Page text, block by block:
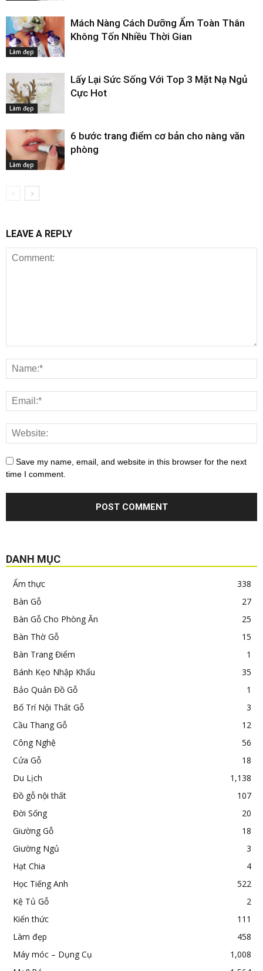
Làm đẹp
Mách Nàng Cách Dưỡng Ẩm Toàn Thân
Không Tốn Nhiều Thời Gian
Làm đẹp
Lấy Lại Sức Sống Với Top 3 Mặt Nạ Ngủ
Cực Hot
Làm đẹp
6 bước trang điểm cơ bản cho nàng văn
phòng
LEAVE A REPLY
Save my name, email, and website in this browser for the next
time I comment.
DANH MỤC
Ẩm thực
338
Bàn Gỗ
27
Bàn Gỗ Cho Phòng Ăn
25
Bàn Thờ Gỗ
15
Bàn Trang Điểm
1
Bánh Kẹo Nhập Khẩu
35
Bảo Quản Đồ Gỗ
1
Bố Trí Nội Thất Gỗ
3
Cầu Thang Gỗ
12
Công Nghệ
56
Cửa Gỗ
18
Du Lịch
1,138
Đồ gỗ nội thất
107
Đời Sống
20
Giường Gỗ
18
Giường Ngủ
3
Hạt Chia
4
Học Tiếng Anh
522
Kệ Tủ Gỗ
2
Kiến thức
111
Làm đẹp
458
Máy móc – Dụng Cụ
1,008